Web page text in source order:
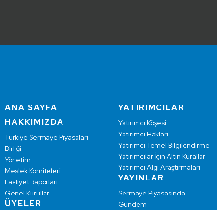
ANA SAYFA
HAKKIMIZDA
Türkiye Sermaye Piyasaları
Birliği
Yönetim
Meslek Komiteleri
Faaliyet Raporları
Genel Kurullar
ÜYELER
YATIRIMCILAR
Yatırımcı Köşesi
Yatırımcı Hakları
Yatırımcı Temel Bilgilendirme
Yatırımcılar İçin Altın Kurallar
Yatırımcı Algı Araştırmaları
YAYINLAR
Sermaye Piyasasında
Gündem